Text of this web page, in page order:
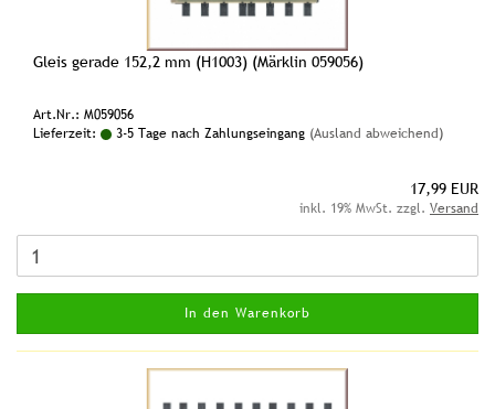
Gleis gerade 152,2 mm (H1003) (Märklin 059056)
Art.Nr.: M059056
Lieferzeit:
3-5 Tage nach Zahlungseingang (Ausland abweichend)
17,99 EUR
inkl. 19% MwSt. zzgl. Versand
In den Warenkorb